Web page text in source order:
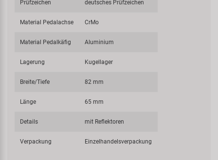
Prüfzeichen deutsches Prüfzeichen
Material Pedalachse CrMo
Material Pedalkäfig Aluminium
Lagerung Kugellager
Breite/Tiefe 82 mm
Länge 65 mm
Details mit Reflektoren
Verpackung Einzelhandelsverpackung